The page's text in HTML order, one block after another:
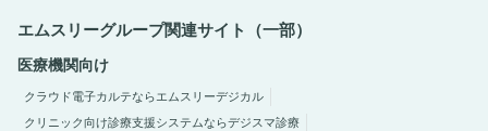
エムスリーグループ関連サイト（一部）
医療機関向け
クラウド電子カルテならエムスリーデジカル
クリニック向け診療支援システムならデジスマ診療